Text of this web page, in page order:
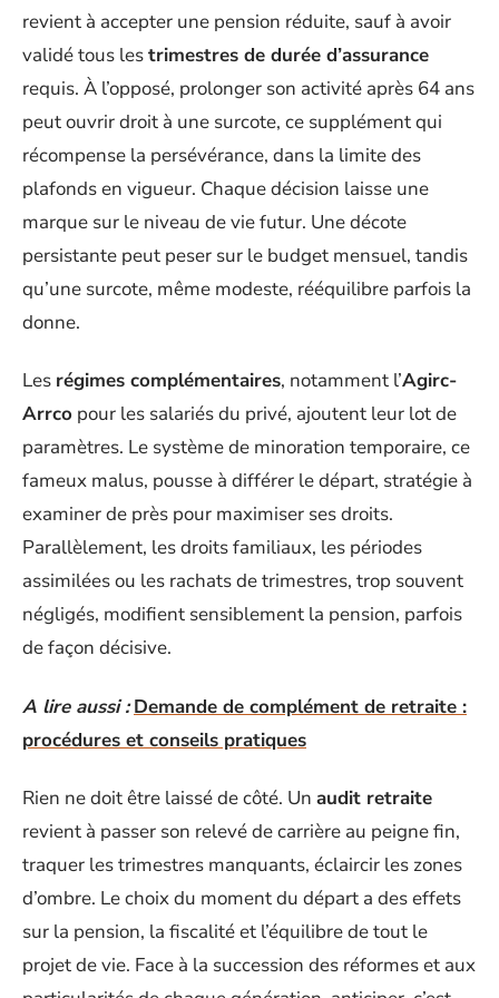
revient à accepter une pension réduite, sauf à avoir
validé tous lestrimestres de durée d’assurance
requis. À l’opposé, prolonger son activité après 64 ans
peut ouvrir droit à une surcote, ce supplément qui
récompense la persévérance, dans la limite des
plafonds en vigueur. Chaque décision laisse une
marque sur le niveau de vie futur. Une décote
persistante peut peser sur le budget mensuel, tandis
qu’une surcote, même modeste, rééquilibre parfois la
donne.
Les régimes complémentaires, notamment l’Agirc-
Arrco pour les salariés du privé, ajoutent leur lot de
paramètres. Le système de minoration temporaire, ce
fameux malus, pousse à différer le départ, stratégie à
examiner de près pour maximiser ses droits.
Parallèlement, les droits familiaux, les périodes
assimilées ou les rachats de trimestres, trop souvent
négligés, modifient sensiblement la pension, parfois
de façon décisive.
A lire aussi : Demande de complément de retraite :
procédures et conseils pratiques
Rien ne doit être laissé de côté. Un audit retraite
revient à passer son relevé de carrière au peigne fin,
traquer les trimestres manquants, éclaircir les zones
d’ombre. Le choix du moment du départ a des effets
sur la pension, la fiscalité et l’équilibre de tout le
projet de vie. Face à la succession des réformes et aux